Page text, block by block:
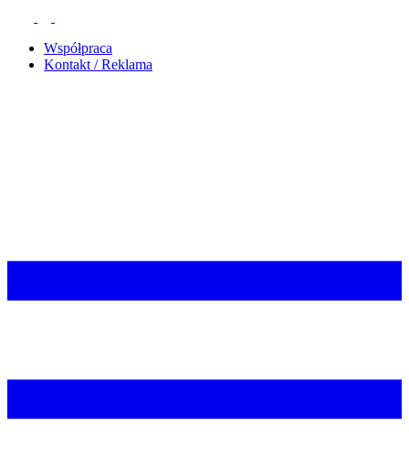
Współpraca
Kontakt / Reklama